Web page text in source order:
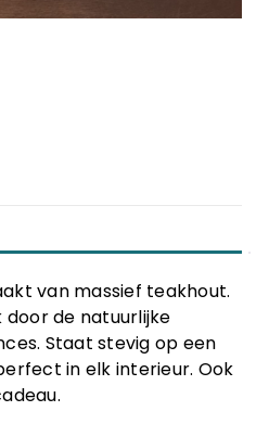
van massief teakhout.
door de natuurlijke
Staat stevig op een
in elk interieur. Ook